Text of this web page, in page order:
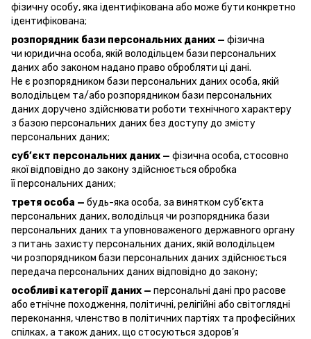
фізичну особу, яка ідентифікована або може бути конкретно
ідентифікована;
розпорядник бази персональних даних — фізична
чи юридична особа, якій володільцем бази персональних
даних або законом надано право обробляти ці дані.
Не є розпорядником бази персональних даних особа, якій
володільцем та/або розпорядником бази персональних
даних доручено здійснювати роботи технічного характеру
з базою персональних даних без доступу до змісту
персональних даних;
суб’єкт персональних даних — фізична особа, стосовно
якої відповідно до закону здійснюється обробка
її персональних даних;
третя особа — будь-яка особа, за винятком суб’єкта
персональних даних, володільця чи розпорядника бази
персональних даних та уповноваженого державного органу
з питань захисту персональних даних, якій володільцем
чи розпорядником бази персональних даних здійснюється
передача персональних даних відповідно до закону;
особливі категорії даних — персональні дані про расове
або етнічне походження, політичні, релігійні або світоглядні
переконання, членство в політичних партіях та професійних
спілках, а також даних, що стосуються здоров’я